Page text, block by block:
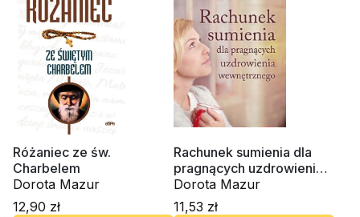
Różaniec ze św.
Charbelem
Dorota Mazur
12,90 zł
Rachunek sumienia dla
pragnących uzdrowienia
wewnętrznego
Dorota Mazur
11,53 zł